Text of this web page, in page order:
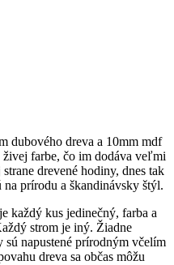
dubového dreva a 10mm mdf
farbe, čo im dodáva veľmi
drevené hodiny, dnes tak
prírodu a škandinávsky štýl.
každý kus jedinečný, farba a
strom je iný. Žiadne
napustené prírodným včelím
dreva sa občas môžu